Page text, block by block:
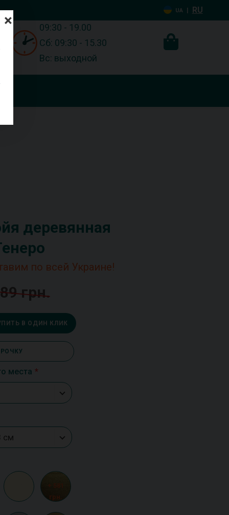
UA | RU
09:30 - 19.00
Сб: 09:30 - 15.30
Вс: выходной
×
деревянная
по всей Украине!
грн.
В ОДИН КЛИК
места
см
грн.